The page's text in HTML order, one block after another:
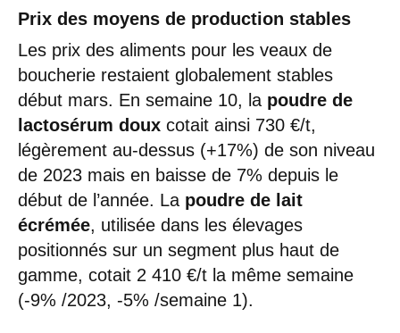
Prix des moyens de production stables
Les prix des aliments pour les veaux de
boucherie restaient globalement stables
début mars. En semaine 10, la poudre de
lactosérum doux cotait ainsi 730 €/t,
légèrement au-dessus (+17%) de son niveau
de 2023 mais en baisse de 7% depuis le
début de l’année. La poudre de lait
écrémée, utilisée dans les élevages
positionnés sur un segment plus haut de
gamme, cotait 2 410 €/t la même semaine
(-9% /2023, -5% /semaine 1).